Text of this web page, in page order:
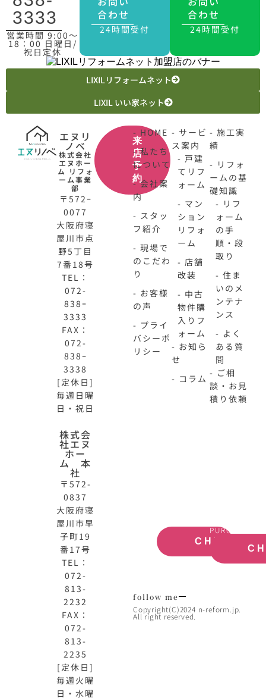
3333
営業時間 9:00〜
18：00 日曜日/
祝日定休
合わせ
24時間受付
合わせ
24時間受付
LIXILリフォームネット
LIXIL いい家ネット
エヌリ
ノベ
株式会社
エヌホー
ム リフォ
ーム事業
部
〒572ｰ
0077
大阪府寝
屋川市点
野5丁目
7番18号
TEL：
072-
838ｰ
3333
FAX：
072-
838ｰ
3338
[定休日]
毎週日曜
日・祝日
株式会
社エヌ
ホー
ム 本
社
〒572-
0837
大阪府寝
屋川市早
子町19
番17号
TEL：
072-
813-
2232
FAX：
072-
813-
2235
[定休日]
毎週火曜
日・水曜
来
店
予
約
- HOME
- 私たち
について
- 会社案
内
- スタッ
フ紹介
- 現場で
のこだわ
り
- お客様
の声
- プライ
バシーポ
リシー
- サービ
ス案内
- 戸建
てリフ
ォーム
- マン
ション
リフォ
ーム
- 店舗
改装
- 中古
物件購
入りフ
ォーム
- お知ら
せ
- コラム
- 施工実
績
- リフォ
ームの基
礎知識
- リフ
ォーム
の手
順・段
取り
- 住ま
いのメ
ンテナ
ンス
- よく
ある質
問
- ご相
談・お見
積り依頼
CHECK
PURCHASE
follow me
Copyright(C)2024 n-reform.jp.
All right reserved.